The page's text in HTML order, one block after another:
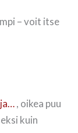
– voit itse
, oikea puu
kuin